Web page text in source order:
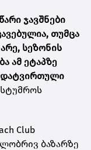
ჯავშნები
თუმცა
სეზონის
ამ ეტაპზე
დატვირთული
Club
ბაზარზე